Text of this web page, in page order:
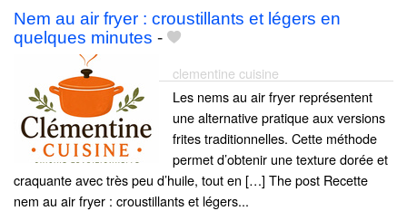
Nem au air fryer : croustillants et légers en
quelques minutes -
clementine cuisine
Les nems au air fryer représentent
une alternative pratique aux versions
frites traditionnelles. Cette méthode
permet d’obtenir une texture dorée et
craquante avec très peu d’huile, tout en […] The post Recette
nem au air fryer : croustillants et légers...